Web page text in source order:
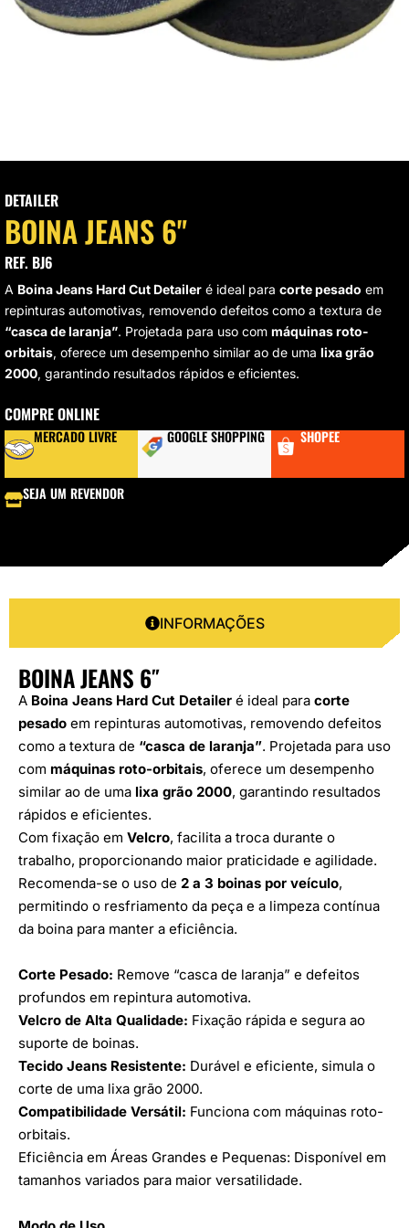
MODULARES
DE FAROL
DETAILER
BOINA JEANS 6"
REF. BJ6
A Boina Jeans Hard Cut Detailer é ideal para corte pesado em
repinturas automotivas, removendo defeitos como a textura de
“casca de laranja”. Projetada para uso com máquinas roto-
orbitais, oferece um desempenho similar ao de uma lixa grão
2000, garantindo resultados rápidos e eficientes.
COMPRE ONLINE
MERCADO LIVRE GOOGLE SHOPPING SHOPEE
SEJA UM REVENDOR
INFORMAÇÕES
BOINA JEANS 6″
A Boina Jeans Hard Cut Detailer é ideal para corte
pesado em repinturas automotivas, removendo defeitos
como a textura de “casca de laranja”. Projetada para uso
com máquinas roto-orbitais, oferece um desempenho
similar ao de uma lixa grão 2000, garantindo resultados
rápidos e eficientes.
Com fixação em Velcro, facilita a troca durante o
trabalho, proporcionando maior praticidade e agilidade.
Recomenda-se o uso de 2 a 3 boinas por veículo,
permitindo o resfriamento da peça e a limpeza contínua
da boina para manter a eficiência.
Corte Pesado: Remove “casca de laranja” e defeitos
profundos em repintura automotiva.
Velcro de Alta Qualidade: Fixação rápida e segura ao
suporte de boinas.
Tecido Jeans Resistente: Durável e eficiente, simula o
corte de uma lixa grão 2000.
Compatibilidade Versátil: Funciona com máquinas roto-
orbitais.
Eficiência em Áreas Grandes e Pequenas: Disponível em
tamanhos variados para maior versatilidade.